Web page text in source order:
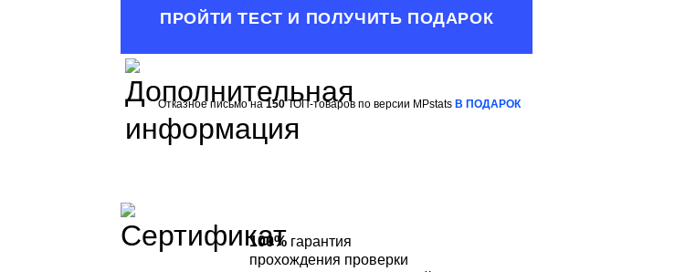
ПРОЙТИ ТЕСТ И ПОЛУЧИТЬ ПОДАРОК
Отказное письмо на150ТОП-товаров по версии MPstats В ПОДАРОК
100% гарантия
прохождения проверки